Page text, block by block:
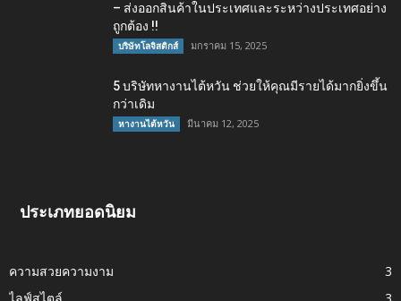
– ส่งออกสินค้าในประเทศและระหว่างประเทศอย่าง
ถูกต้อง !!
บริษัทโลจิสติกส์ มกราคม 15, 2025
5 บริษัทหางานไต้หวัน ช่วยให้คุณมีรายได้มากยิ่งขึ้น
กว่าเดิม
หางานไต้หวัน มีนาคม 12, 2025
ประเภทยอดนิยม
ความสวยความงาม
3